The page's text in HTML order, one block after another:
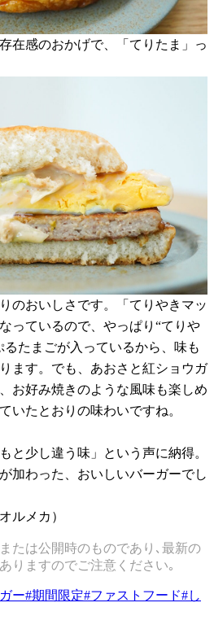
在感のおかげで、「てりたま」っ
のおいしさです。「てりやきマッ
っているので、やっぱり“てりや
るたまごが入っているから、味も
ます。でも、あおさと紅ショウガ
お好み焼きのような風味も楽しめ
いたとおりの味わいですね。
と少し違う味」という声に納得。
加わった、おいしいバーガーでし
ルメカ）
たは公開時のものであり､最新の
りますのでご注意ください｡
ー#期間限定#ファストフード#し